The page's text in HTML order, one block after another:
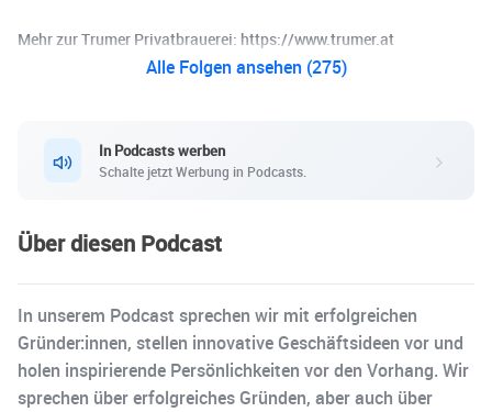
Mehr zur Trumer Privatbrauerei: https://www.trumer.at
Alle Folgen ansehen (275)
In Podcasts werben
Schalte jetzt Werbung in Podcasts.
Über diesen Podcast
In unserem Podcast sprechen wir mit erfolgreichen
Gründer:innen, stellen innovative Geschäftsideen vor und
holen inspirierende Persönlichkeiten vor den Vorhang. Wir
sprechen über erfolgreiches Gründen, aber auch über